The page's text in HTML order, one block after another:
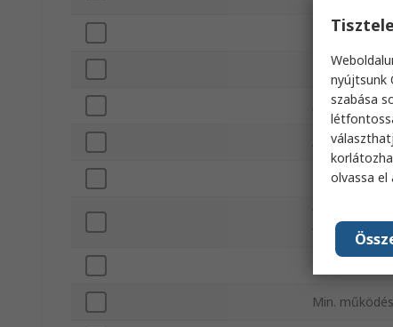
Menetes
Menetméret
Anyag
Átmérő
Szín
vonatkozó
Min.
nyújtsunk
szabása
olvassa el